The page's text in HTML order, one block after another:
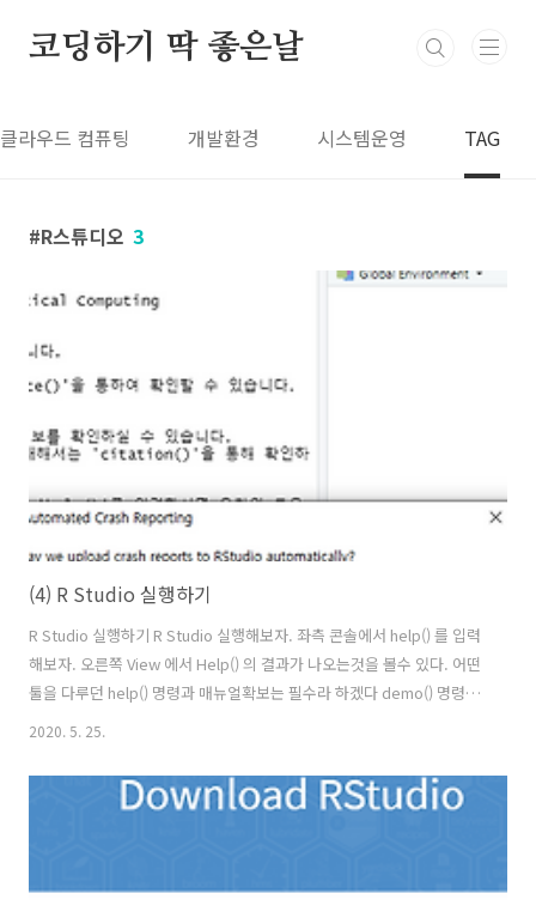
코딩하기 딱 좋은날
클라우드 컴퓨팅 개발환경 시스템운영 TAG
R스튜디오 3
(4) R Studio 실행하기
R Studio 실행하기 R Studio 실행해보자. 좌측 콘솔에서 help() 를 입력
해보자. 오른쪽 View 에서 Help() 의 결과가 나오는것을 볼수 있다. 어떤
툴을 다루던 help() 명령과 매뉴얼확보는 필수라 하겠다 demo() 명령을
수행해 보자. 상단에 R Demos 라는 탭이 생성되면서 어떤 내용들이 나
립트 방식으로 실행할 수 있다. 2020 + 4.15 를 넣어보자. 바로 결과값이
나온다. 변수 변수에 값을 넣어보자. thisYear = 2020 thisMoth = 5
2020. 5. 25.